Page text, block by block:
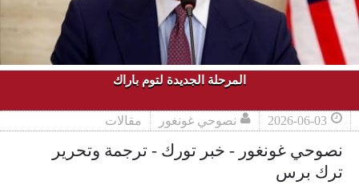
المرحلة الجديدة لتوم باراك
2026-06-03 نصوحي غونغور مقالات
نصوحي غونغور - خبر تورك - ترجمة وتحرير
ترك برس